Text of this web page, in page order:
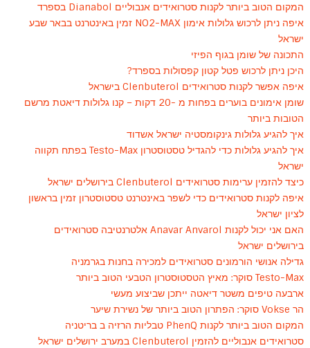
המקום הטוב ביותר לקנות סטרואידים אנבוליים Dianabol בספרד
איפה ניתן לרכוש גלולות אימון NO2-MAX זמין באינטרנט בבאר שבע
ישראל
התכונה של שומן בגוף הפיזי
היכן ניתן לרכוש פטל קטון קפסולות בספרד?
איפה אפשר לקנות סטרואידים Clenbuterol בישראל
שומן אימונים בוערים בפחות מ -20 דקות – קנו גלולות דיאטת מרשם
הטובות ביותר
איך להגיע גלולות גינקומסטיה ישראל אשדוד
איך להגיע גלולות כדי להגדיל טסטוסטרון Testo-Max בפתח תקווה
ישראל
כיצד להזמין ערימות סטרואידים Clenbuterol בירושלים ישראל
איפה לקנות סטרואידים כדי לשפר באינטרנט טסטוסטרון זמין בראשון
לציון ישראל
האם אני יכול לקנות Anavar Anvarol אלטרנטיבה סטרואידים
בירושלים ישראל
גדילה אנושי הורמונים סטרואידים למכירה בחנות בגרמניה
Testo-Max סוקר: מאיץ הטסטוסטרון הטבעי הטוב ביותר
ארבעה טיפים משטר דיאטה ייתכן שביצוע מעשי
הר Vokse סוקר: הפתרון הטוב ביותר של נשירת שיער
המקום הטוב ביותר לקנות PhenQ טבליות הרזיה ב בריטניה
סטרואידים אנבוליים להזמין Clenbuterol במערב ירושלים ישראל